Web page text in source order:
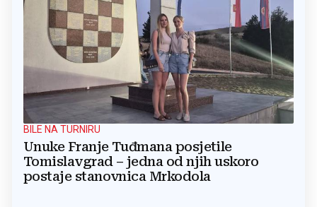
BILE NA TURNIRU
Unuke Franje Tuđmana posjetile
Tomislavgrad – jedna od njih uskoro
postaje stanovnica Mrkodola